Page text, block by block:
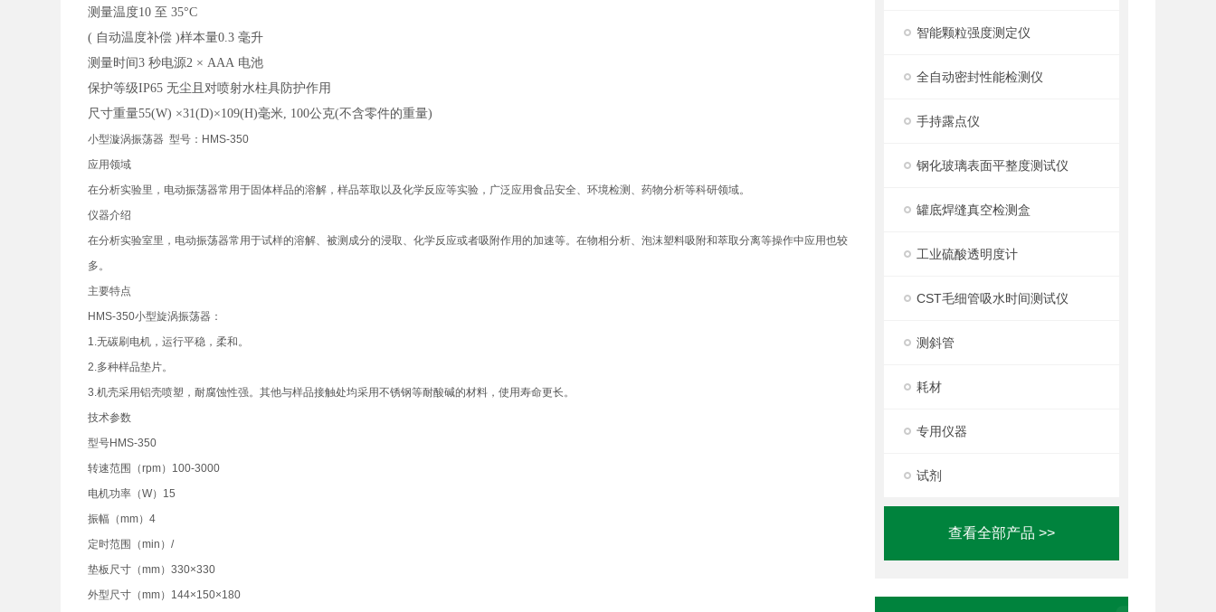
智能颗粒强度测定仪
全自动密封性能检测仪
手持露点仪
钢化玻璃表面平整度测试仪
罐底焊缝真空检测盒
工业硫酸透明度计
CST毛细管吸水时间测试仪
测斜管
耗材
专用仪器
试剂
查看全部产品 >>
测量温度10 至 35°C
( 自动温度补偿 )样本量0.3 毫升
测量时间3 秒电源2 × AAA 电池
保护等级IP65 无尘且对喷射水柱具防护作用
尺寸重量55(W) ×31(D)×109(H)毫米, 100公克(不含零件的重量)
小型漩涡振荡器 型号：HMS-350
应用领域
在分析实验里，电动振荡器常用于固体样品的溶解，样品萃取以及化学反应等实验，广泛应用食品安全、环境检测、药物分析等科研领域。
仪器介绍
在分析实验室里，电动振荡器常用于试样的溶解、被测成分的浸取、化学反应或者吸附作用的加速等。在物相分析、泡沫塑料吸附和萃取分离等操作中应用也较
多。
主要特点
HMS-350小型旋涡振荡器：
1.无碳刷电机，运行平稳，柔和。
2.多种样品垫片。
3.机壳采用铝壳喷塑，耐腐蚀性强。其他与样品接触处均采用不锈钢等耐酸碱的材料，使用寿命更长。
技术参数
型号HMS-350
转速范围（rpm）100-3000
电机功率（W）15
振幅（mm）4
定时范围（min）/
垫板尺寸（mm）330×330
外型尺寸（mm）144×150×180